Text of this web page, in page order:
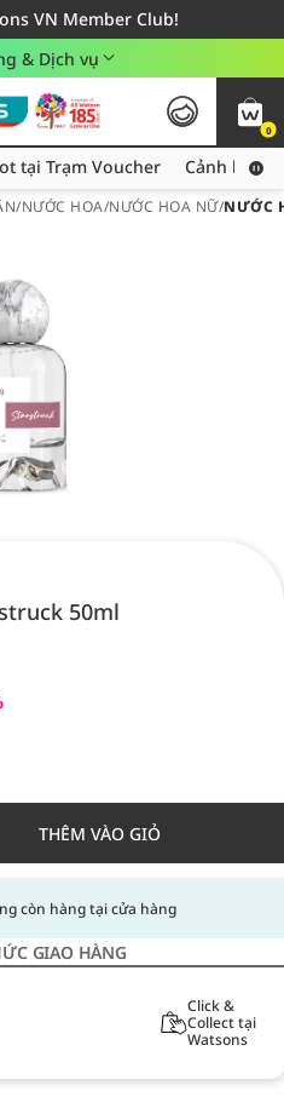
VN Member Club!
đơn hàng từ 249,000Đ
dụng khu vực TP. Hồ Chí Minh
& Dịch vụ
0
Thu thập thêm voucher hot tại Trạm Voucher
tại Trạm Voucher Cảnh báo
/NƯỚC HOA/NƯỚC HOA NỮ/NƯỚC
50ml
THÊM VÀO GIỎ
còn hàng tại cửa hàng
GIAO HÀNG
Click &
Collect tại
Watsons